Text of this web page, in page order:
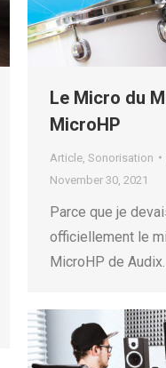
Le Micro du
MicroHP
Article Sonorisation
November 30, 2021
Parce que je
officiellement le
MicroHP de Audix.